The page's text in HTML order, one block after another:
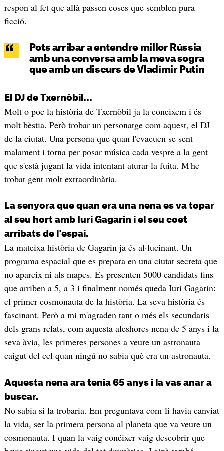
respon al fet que allà passen coses que semblen pura
ficció.
Pots arribar a entendre millor Rússia
amb una conversa amb la meva sogra
que amb un discurs de Vladímir Putin
El DJ de Txernòbil...
Molt o poc la història de Txernòbil ja la coneixem i és
molt bèstia. Però trobar un personatge com aquest, el DJ
de la ciutat. Una persona que quan l'evacuen se sent
malament i torna per posar música cada vespre a la gent
que s'està jugant la vida intentant aturar la fuita. M'he
trobat gent molt extraordinària.
La senyora que quan era una nena es va topar
al seu hort amb Iuri Gagarin i el seu coet
arribats de l'espai.
La mateixa història de Gagarin ja és al·lucinant. Un
programa espacial que es prepara en una ciutat secreta que
no apareix ni als mapes. Es presenten 5000 candidats fins
que arriben a 5, a 3 i finalment només queda Iuri Gagarin:
el primer cosmonauta de la història. La seva història és
fascinant. Però a mi m'agraden tant o més els secundaris
dels grans relats, com aquesta aleshores nena de 5 anys i la
seva àvia, les primeres persones a veure un astronauta
caigut del cel quan ningú no sabia què era un astronauta.
Aquesta nena ara tenia 65 anys i la vas anar a
buscar.
No sabia si la trobaria. Em preguntava com li havia canviat
la vida, ser la primera persona al planeta que va veure un
cosmonauta. I quan la vaig conéixer vaig descobrir que